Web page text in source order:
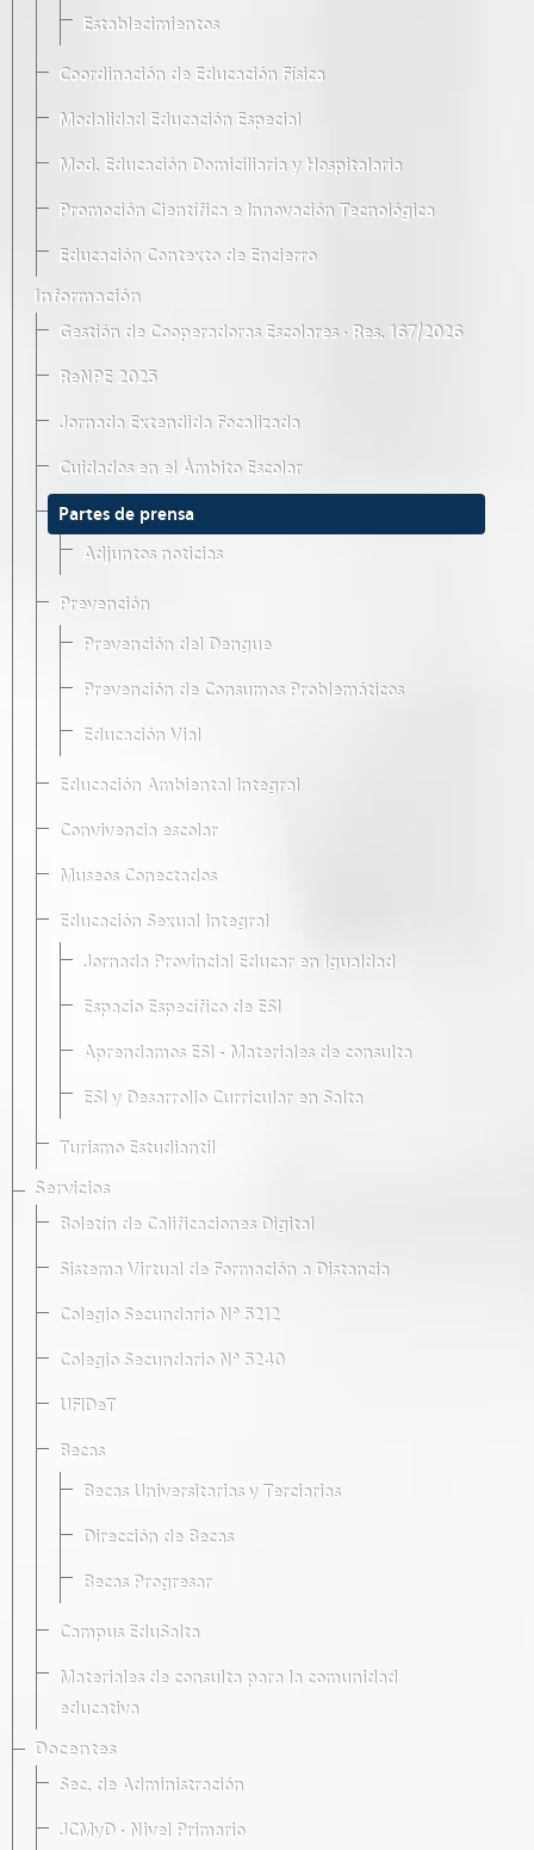
Establecimientos
Coordinación de Educación Física
Modalidad Educación Especial
Mod. Educación Domiciliaria y Hospitalaria
Promoción Científica e Innovación Tecnológica
Educación Contexto de Encierro
Información
Gestión de Cooperadoras Escolares · Res. 167/2026
ReNPE 2025
Jornada Extendida Focalizada
Cuidados en el Ámbito Escolar
Partes de prensa
Adjuntos noticias
Prevención
Prevención del Dengue
Prevención de Consumos Problemáticos
Educación Vial
Educación Ambiental Integral
Convivencia escolar
Museos Conectados
Educación Sexual Integral
Jornada Provincial Educar en Igualdad
Espacio Específico de ESI
Aprendamos ESI - Materiales de consulta
ESI y Desarrollo Curricular en Salta
Turismo Estudiantil
Servicios
Boletín de Calificaciones Digital
Sistema Virtual de Formación a Distancia
Colegio Secundario Nº 5212
Colegio Secundario Nº 5240
UFIDeT
Becas
Becas Universitarias y Terciarias
Dirección de Becas
Becas Progresar
Campus EduSalta
Materiales de consulta para la comunidad
educativa
Docentes
Sec. de Administración
JCMyD · Nivel Primario